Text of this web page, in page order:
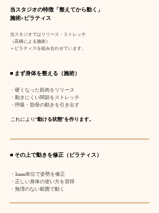
当スタジオの特徴 「整えてから動く」
施術×ピラティス
当スタジオではリリース・ストレッチ
（高橋による施術）
＋ピラティスを組み合わせています。
■ まず身体を整える（施術）
・硬くなった筋肉をリリース
・動きにくい関節をストレッチ
・呼吸・肋骨の動きを引き出す
これにより“動ける状態”を作ります。
・1mm単位で姿勢を修正
・正しい身体の使い方を習得
・無理のない範囲で動く
■ その上で動きを修正（ピラティス）